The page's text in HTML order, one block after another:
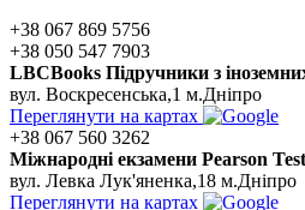
+38 067 869 5756
+38 050 547 7903
LBCBooks Підручники з
вул. Воскресенська,1 м.Дніпро
Переглянути на картах
+38 067 560 3262
Мiжнароднi екзамени Pearson
вул. Левка Лук'яненка,18 м.Дніпро
Переглянути на картах